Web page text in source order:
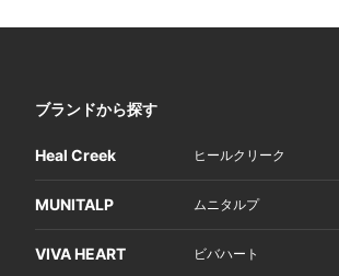
ブランドから探す
Heal Creek ヒールクリーク
MUNITALP ムニタルプ
VIVA HEART ビバハート